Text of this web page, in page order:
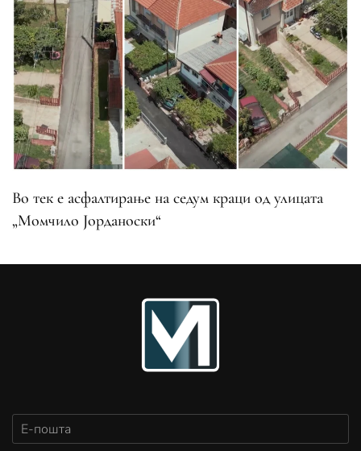
Во тек е асфалтирање на седум краци од улицата
„Момчило Јорданоски“